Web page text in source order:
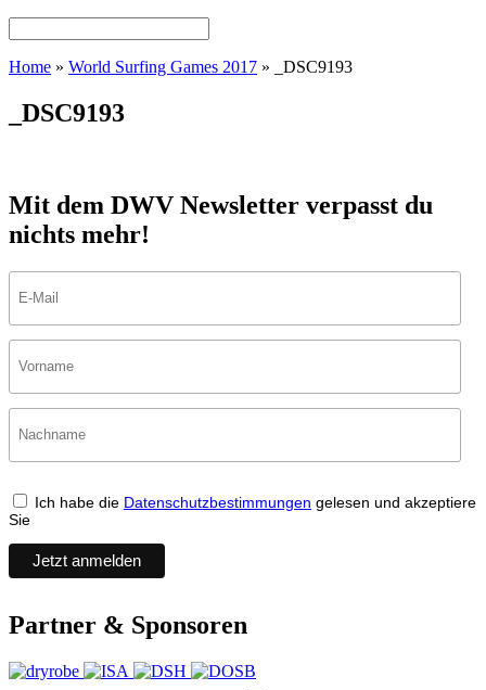
Home » World Surfing Games 2017 » _DSC9193
_DSC9193
Mit dem DWV Newsletter verpasst du
nichts mehr!
Ich habe die Datenschutzbestimmungen gelesen und akzeptiere
Sie
Partner & Sponsoren